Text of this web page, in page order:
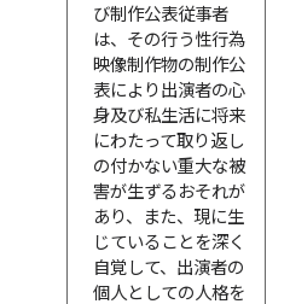
び制作公表従事者
は、その行う性行為
映像制作物の制作公
表により出演者の心
身及び私生活に将来
にわたって取り返し
の付かない重大な被
害が生ずるおそれが
あり、また、現に生
じていることを深く
自覚して、出演者の
個人としての人格を